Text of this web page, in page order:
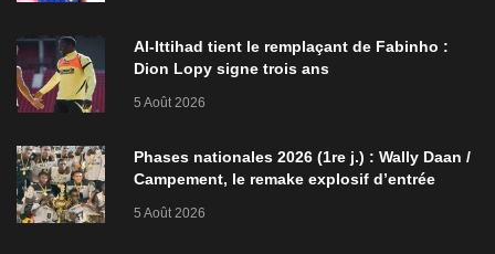
Al-Ittihad tient le remplaçant de Fabinho :
Dion Lopy signe trois ans
5 Août 2026
Phases nationales 2026 (1re j.) : Wally Daan /
Campement, le remake explosif d’entrée
5 Août 2026